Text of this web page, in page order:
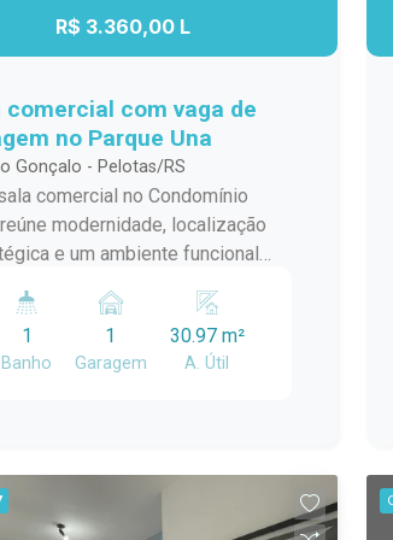
R$ 3.360,00 L
comercial com vaga de
no Parque Una
Gonçalo - Pelotas/RS
comercial no Condomínio
modernidade, localização
e um ambiente funcional
um espaço qualificado para
clientes e desenvolver suas
Inserida em um dos
praticidade e uma
experiência de trabalho.
1
Banho
1
Garagem
30.97 m²
A. Útil